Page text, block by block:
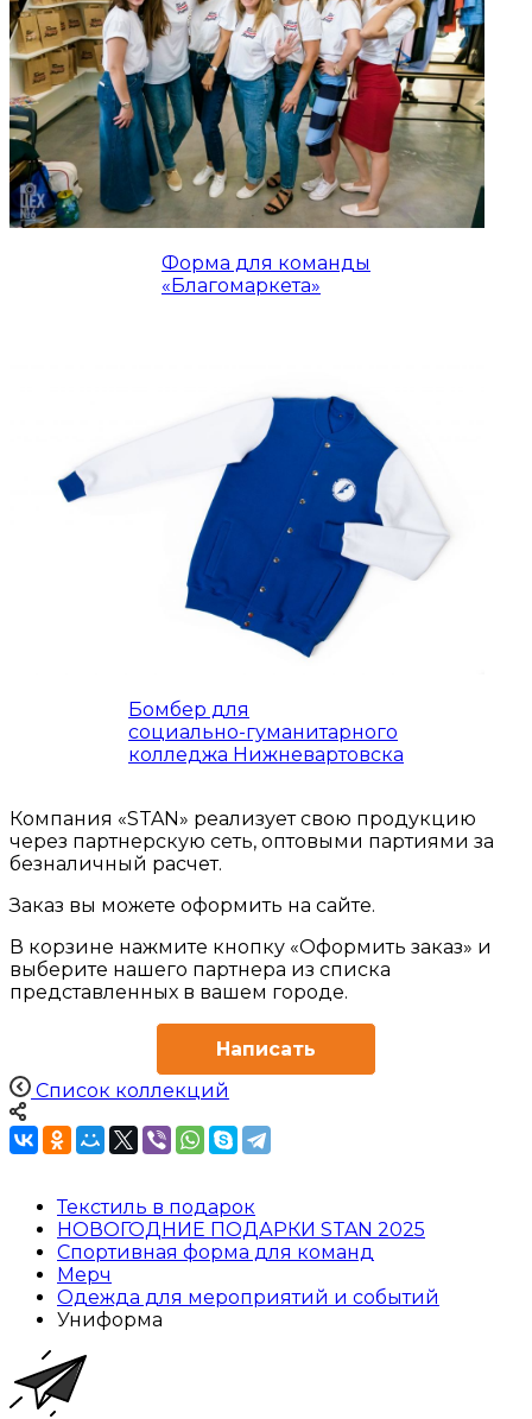
Форма для команды
«Благомаркета»
Бомбер для
социально-гуманитарного
колледжа Нижневартовска
Компания «STAN» реализует свою продукцию
через партнерскую сеть, оптовыми партиями за
безналичный расчет.
Заказ вы можете оформить на сайте.
В корзине нажмите кнопку «Оформить заказ» и
выберите нашего партнера из списка
представленных в вашем городе.
Написать
Список коллекций
Текстиль в подарок
НОВОГОДНИЕ ПОДАРКИ STAN 2025
Спортивная форма для команд
Мерч
Одежда для мероприятий и событий
Униформа